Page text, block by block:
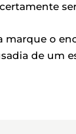
marque o
de um